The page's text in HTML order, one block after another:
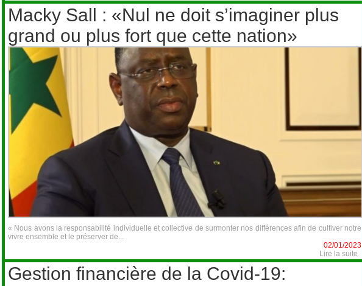
Macky Sall : «Nul ne doit s’imaginer plus
grand ou plus fort que cette nation»
« Nous avons la responsabilité individuelle et collective de surmonter nos différences afin de cultiver notre
vivre ensemble et le préserver de...
02/01/2023
Lire la suite
Gestion financière de la Covid-19: